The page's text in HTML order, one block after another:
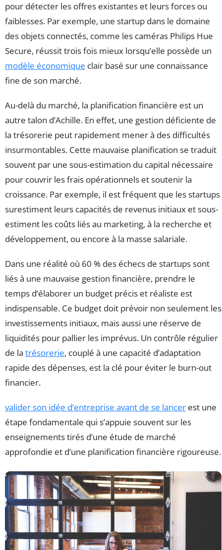
pour détecter les offres existantes et leurs forces ou
faiblesses. Par exemple, une startup dans le domaine
des objets connectés, comme les caméras Philips Hue
Secure, réussit trois fois mieux lorsqu’elle possède un
modèle économique clair basé sur une connaissance
fine de son marché.
Au-delà du marché, la planification financière est un
autre talon d’Achille. En effet, une gestion déficiente de
la trésorerie peut rapidement mener à des difficultés
insurmontables. Cette mauvaise planification se traduit
souvent par une sous-estimation du capital nécessaire
pour couvrir les frais opérationnels et soutenir la
croissance. Par exemple, il est fréquent que les startups
surestiment leurs capacités de revenus initiaux et sous-
estiment les coûts liés au marketing, à la recherche et
développement, ou encore à la masse salariale.
Dans une réalité où 60 % des échecs de startups sont
liés à une mauvaise gestion financière, prendre le
temps d’élaborer un budget précis et réaliste est
indispensable. Ce budget doit prévoir non seulement les
investissements initiaux, mais aussi une réserve de
liquidités pour pallier les imprévus. Un contrôle régulier
de la trésorerie, couplé à une capacité d’adaptation
rapide des dépenses, est la clé pour éviter le burn-out
financier.
valider son idée d’entreprise avant de se lancer est une
étape fondamentale qui s’appuie souvent sur les
enseignements tirés d’une étude de marché
approfondie et d’une planification financière rigoureuse.